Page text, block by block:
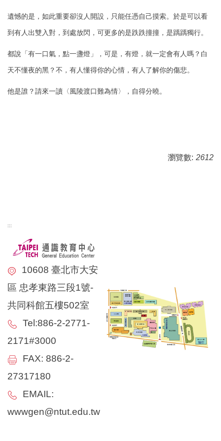
遺憾的是，如此重要卻沒人開設，只能任憑自己摸索。於是可以看
到有人出雙入對，到處放閃，可更多的是跌跌撞撞，是踽踽獨行。
都說「有一口氣，點一盞燈」，可是，有燈，就一定會有人嗎？白
天不懂夜的黑？不，有人懂得你的心情，有人了解你的傷悲。
他是誰？請來一讀〈風陵渡口難為情〉，自得分曉。
瀏覽數: 2612
:::
10608 臺北市大安
區 忠孝東路三段1號-
共同科館五樓502室
Tel:886-2-2771-
2171#3000
FAX: 886-2-
27317180
EMAIL:
wwwgen@ntut.edu.tw